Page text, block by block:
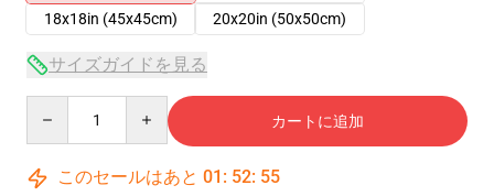
18x18in (45x45cm)
20x20in (50x50cm)
サイズガイドを見る
カートに追加
このセールはあと 01 : 52: 54